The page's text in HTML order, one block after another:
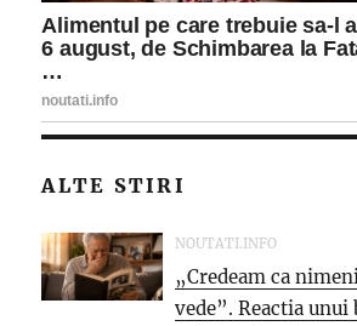
ALTE STIRI
NOUTATI.INFO
„Credeam ca
vede”. Reactia unui